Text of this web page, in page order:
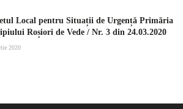
Local pentru Situații de Urgență Primăria
Roșiori de Vede / Nr. 3 din 24.03.2020
2020